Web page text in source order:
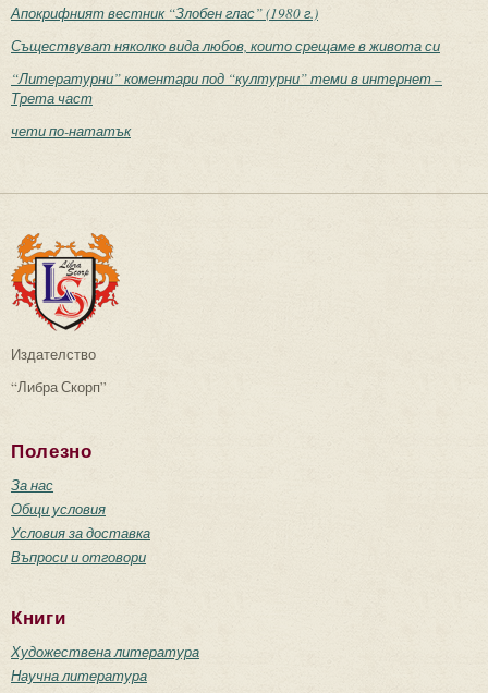
Апокрифният вестник “Злобен глас” (1980 г.)
Съществуват няколко вида любов, които срещаме в живота си
“Литературни” коментари под “културни” теми в интернет –
Трета част
чети по-нататък
Издателство
“Либра Скорп”
Полезно
За нас
Общи условия
Условия за доставка
Въпроси и отговори
Книги
Художествена литература
Научна литература